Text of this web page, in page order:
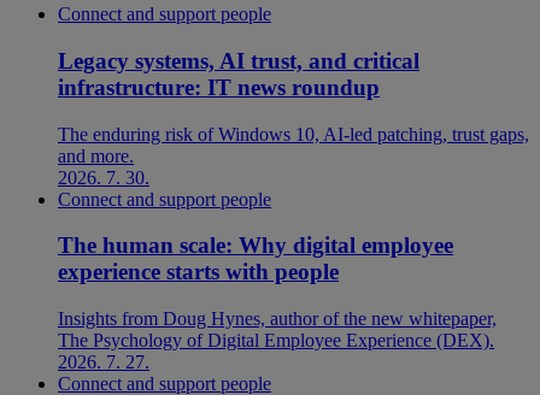
Connect and support people
Legacy systems, AI trust, and critical
infrastructure: IT news roundup
The enduring risk of Windows 10, AI-led patching, trust gaps,
and more.
2026. 7. 30.
Connect and support people
The human scale: Why digital employee
experience starts with people
Insights from Doug Hynes, author of the new whitepaper,
The Psychology of Digital Employee Experience (DEX).
2026. 7. 27.
Connect and support people